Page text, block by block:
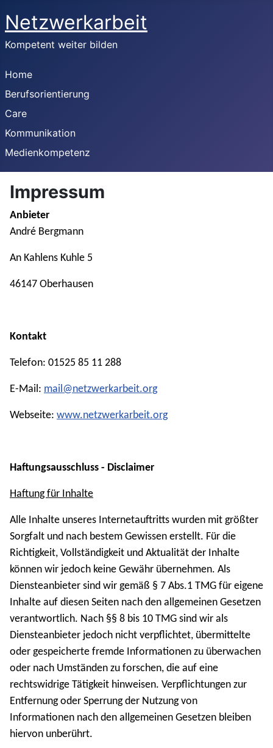
Netzwerkarbeit
Kompetent weiter bilden
Home
Berufsorientierung
Care
Kommunikation
Medienkompetenz
Impressum
Anbieter
André Bergmann
An Kahlens Kuhle 5
46147 Oberhausen
Kontakt
Telefon: 01525 85 11 288
E-Mail: mail@netzwerkarbeit.org
Webseite: www.netzwerkarbeit.org
Haftungsausschluss - Disclaimer
Haftung für Inhalte
Alle Inhalte unseres Internetauftritts wurden mit größter
Sorgfalt und nach bestem Gewissen erstellt. Für die
Richtigkeit, Vollständigkeit und Aktualität der Inhalte
können wir jedoch keine Gewähr übernehmen. Als
Diensteanbieter sind wir gemäß § 7 Abs.1 TMG für eigene
Inhalte auf diesen Seiten nach den allgemeinen Gesetzen
verantwortlich. Nach §§ 8 bis 10 TMG sind wir als
Diensteanbieter jedoch nicht verpflichtet, übermittelte
oder gespeicherte fremde Informationen zu überwachen
oder nach Umständen zu forschen, die auf eine
rechtswidrige Tätigkeit hinweisen. Verpflichtungen zur
Entfernung oder Sperrung der Nutzung von
Informationen nach den allgemeinen Gesetzen bleiben
hiervon unberührt.